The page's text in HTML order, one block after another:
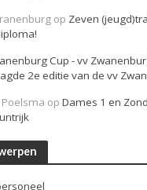
op Zeven
Cup - vv
2e editie van de vv
Poelsma op Dames 1 en